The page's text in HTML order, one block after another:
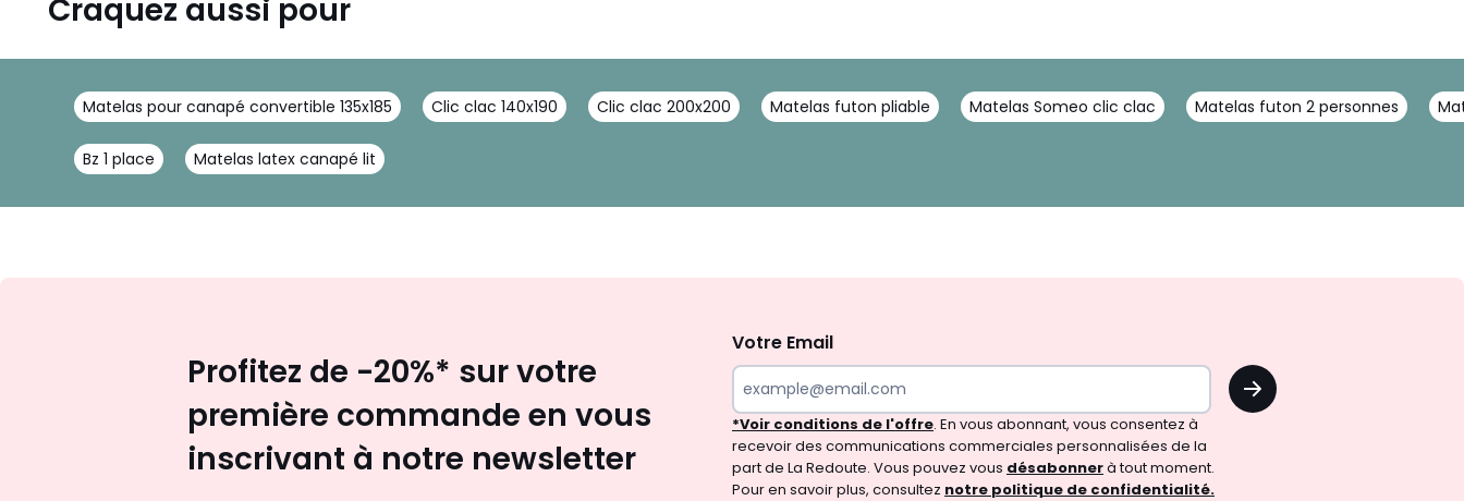
Craquez aussi pour
Matelas pour canapé convertible 135x185 Clic clac 140x190 Clic clac 200x200 Matelas futon pliable Matelas Someo clic clac Matelas futon 2 personnes
Bz 1 place Matelas latex canapé lit
Profitez de -20%* sur votre
première commande en vous
inscrivant à notre newsletter
Votre Email
OK
*Voir conditions de l'offre. En vous abonnant, vous consentez à
recevoir des communications commerciales personnalisées de la
part de La Redoute. Vous pouvez vous désabonnerà tout moment.
Pour en savoir plus, consultez notre politique de confidentialité.